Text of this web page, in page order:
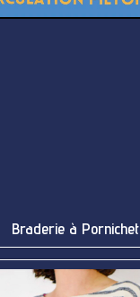
Braderie à Pornichet